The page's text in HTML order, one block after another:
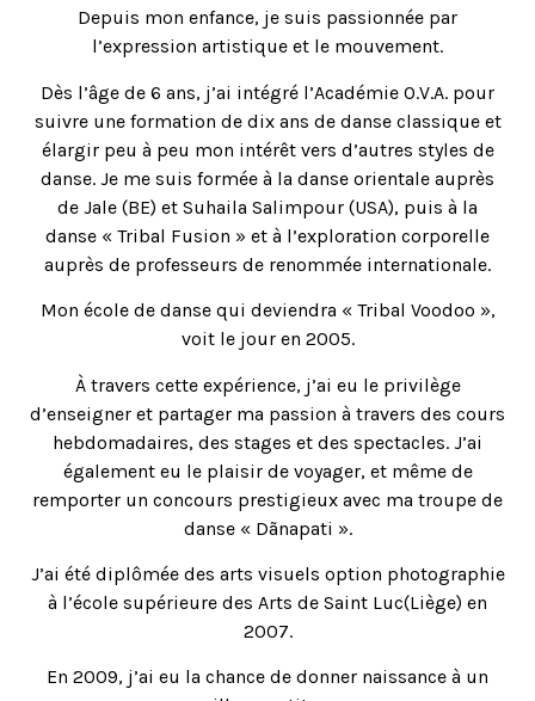
Depuis mon enfance, je suis passionnée par
l’expression artistique et le mouvement.
Dès l’âge de 6 ans, j’ai intégré l’Académie O.V.A. pour
suivre une formation de dix ans de danse classique et
élargir peu à peu mon intérêt vers d’autres styles de
danse. Je me suis formée à la danse orientale auprès
de Jale (BE) et Suhaila Salimpour (USA), puis à la
danse « Tribal Fusion » et à l’exploration corporelle
auprès de professeurs de renommée internationale.
Mon école de danse qui deviendra « Tribal Voodoo »,
voit le jour en 2005.
À travers cette expérience, j’ai eu le privilège
d’enseigner et partager ma passion à travers des cours
hebdomadaires, des stages et des spectacles. J’ai
également eu le plaisir de voyager, et même de
remporter un concours prestigieux avec ma troupe de
danse « Dãnapati ».
J’ai été diplômée des arts visuels option photographie
à l’école supérieure des Arts de Saint Luc(Liège) en
2007.
En 2009, j’ai eu la chance de donner naissance à un